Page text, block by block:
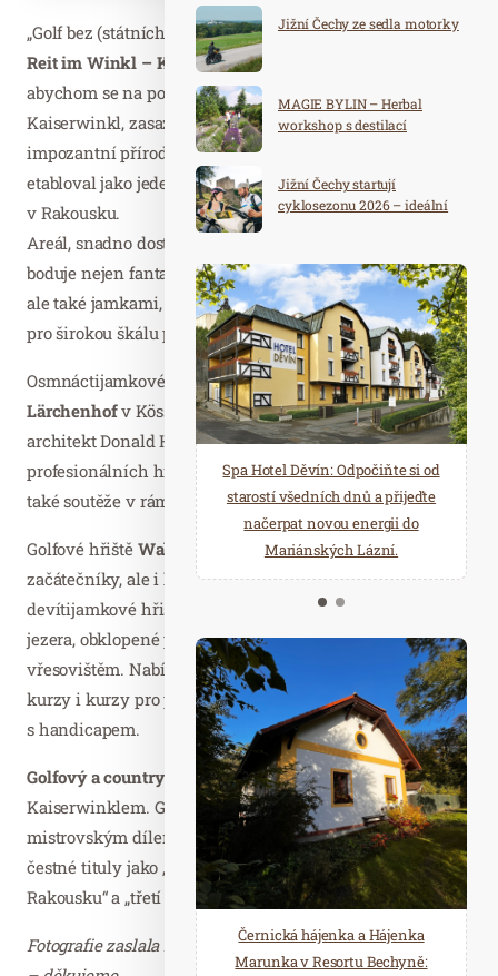
„Golf bez (státních) hranic“: to je motto golfového klubu
Reit im Winkl – Kössen. Po odpalu jedeme do Bavorska,
abychom se na posledních pár jamek vrátili do Tyrolska.
Kaiserwinkl, zasazený mezi mírné podhůří Chiemgau a
impozantní přírodní kulisu Wilder a Zahmer Kaiser, se
etabloval jako jeden z nejoblíbenějších golfových regionů
v Rakousku.
Areál, snadno dostupný z oblastí Mnichova a Salcburku,
boduje nejen fantastickými panoramatickými výhledy,
ale také jamkami, které jsou citlivě začleněny do krajiny
pro širokou škálu požadavků.
Osmnáctijamkové hřištěKaiserwinkl Golf Kössen –
Lärchenhofv Kössenu, které navrhl golfový hvězdný
architekt Donald Harradine, je oblíbené zejména u
profesionálních hráčů a zapálených amatérů. Konají se tu
také soutěže v rámci golfového týdne Kaiserwinkl.
Golfové hřiště Walchsee Moarhofje ideální pro
začátečníky, ale i hráče s handicapem. Toto
devítijamkové hřiště leží na úrovni stejnojmenného
jezera, obklopené přírodními rezervacemi a vysokým
vřesovištěm. Nabídka zahrnuje testovací, začátečnické
kurzy i kurzy pro pokročilé a intenzivní kurzy pro hráče
s handicapem.
Golfový a country klub Lärchenhof-Erpfendorfsousedí s
Kaiserwinklem. Golfové hřiště je tu architektonickým
mistrovským dílem, které získalo řadu ocenění a nese
čestné tituly jako „druhé nejkrásnější golfové hřiště v
Rakousku“ a „třetí nejlepší golfové hřiště“.
Fotografie zaslala Kateřina Svobodová, ANTENNA Media
Jižní Čechy ze sedla motorky
MAGIE BYLIN – Herbal
workshop s destilací
Jižní Čechy startují
cyklosezonu 2026 – ideální
Spa Hotel Děvín: Odpočiňte si od
starostí všedních dnů a přijeďte
načerpat novou energii do
Mariánských Lázní.
Saunový ráj Holice: Odpočinek a
relaxace v oáze klidu a pohody.
Několik druhů saun a různé
možnosti ochlazení.
Černická hájenka a Hájenka
Marunka v Resortu Bechyně: